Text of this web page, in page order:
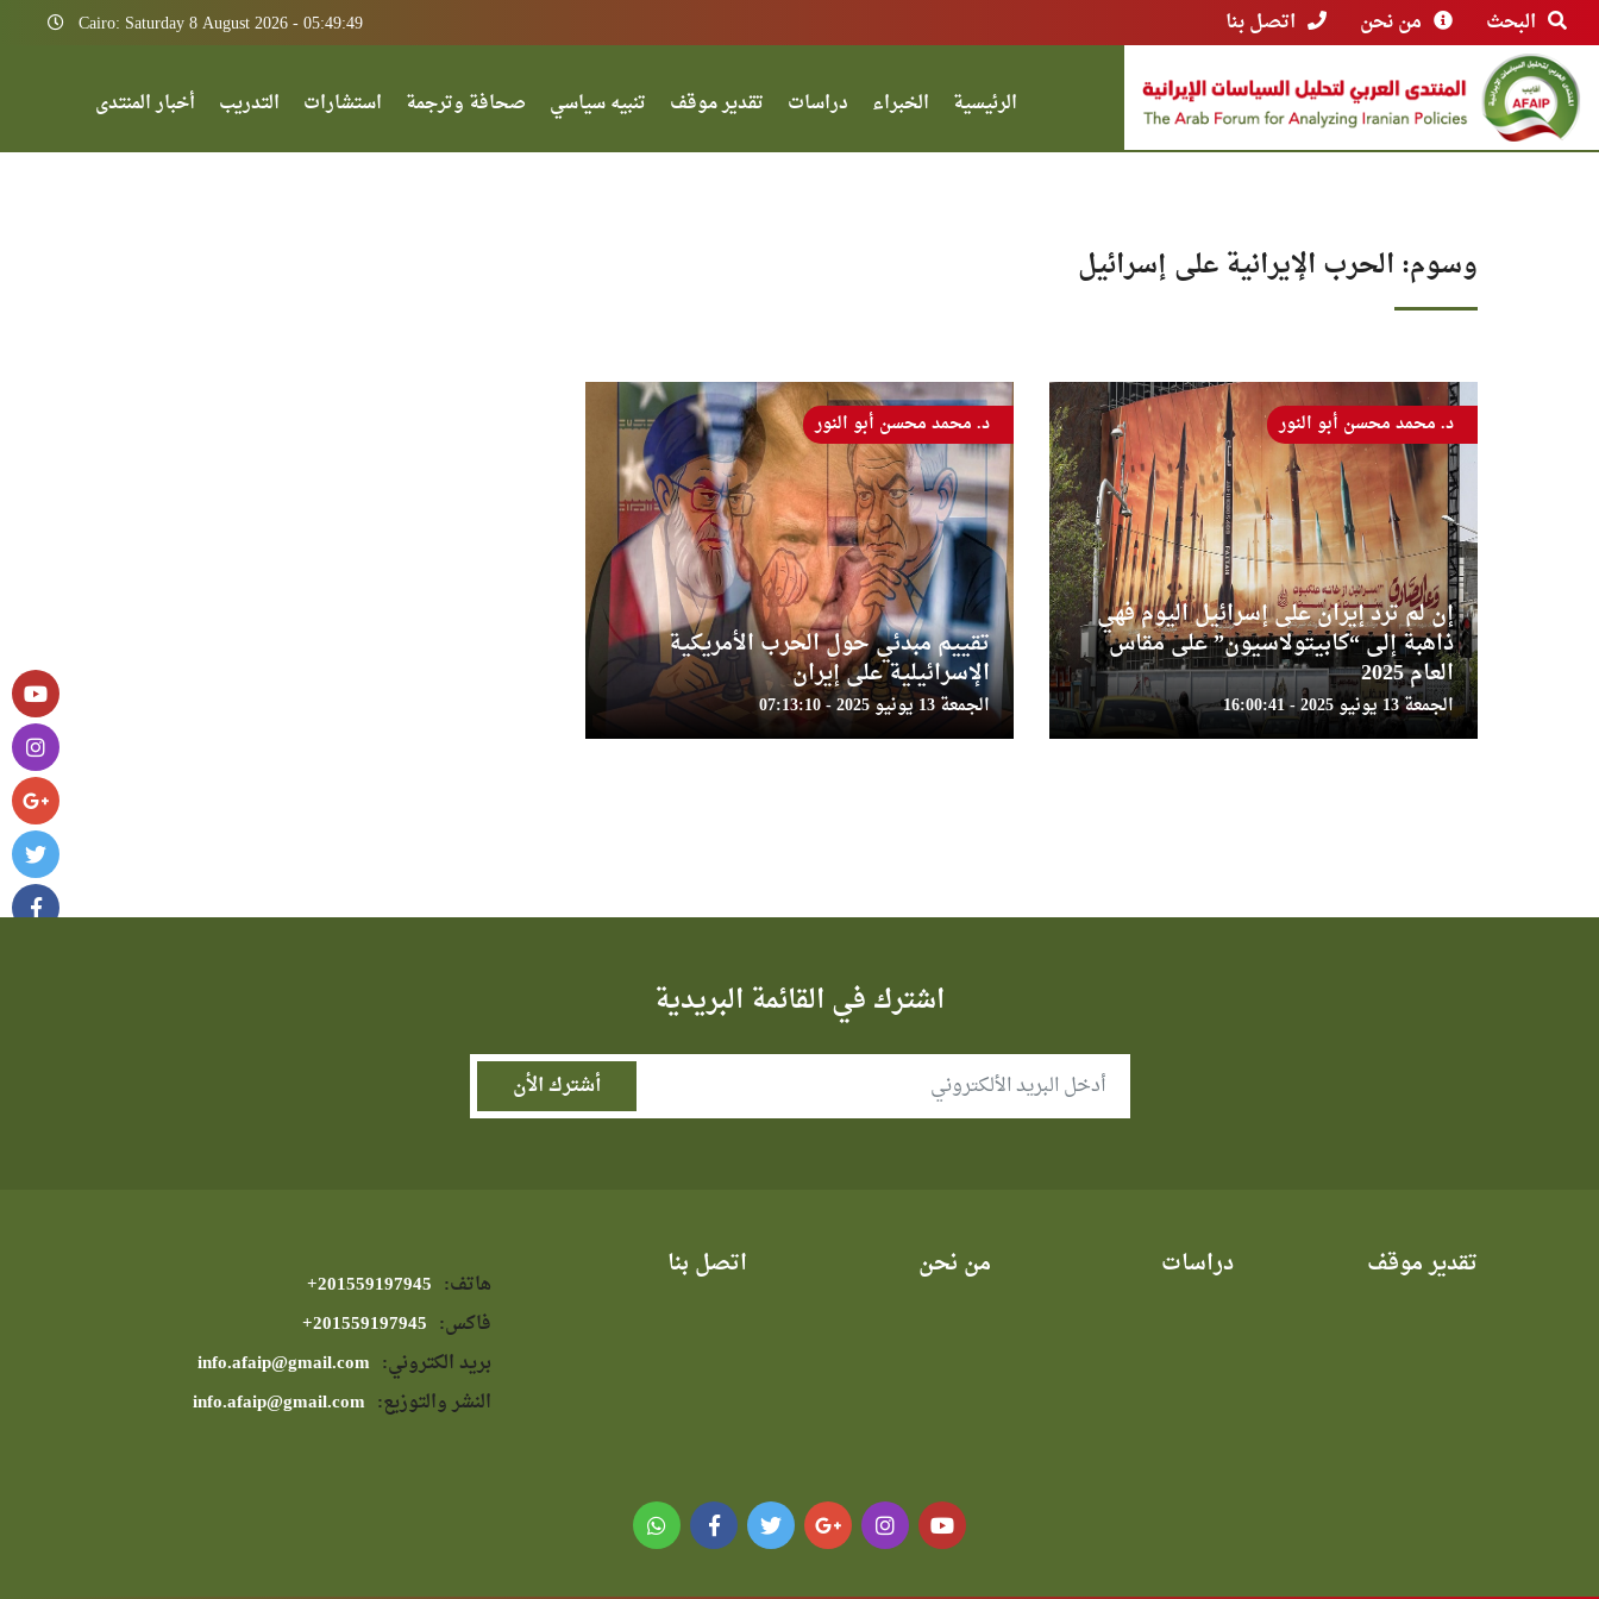
البحث من نحن اتصل بنا Cairo: Saturday 8 August 2026 - 05:49:49
الرئيسية الخبراء دراسات تقدير موقف تنبيه سياسي صحافة وترجمة استشارات التدريب أخبار المنتدى
وسوم: الحرب الإيرانية على إسرائيل
إن لم ترد إيران على إسرائيل اليوم فهي
ذاهبة إلى “كابيتولاسيون” على مقاس
العام 2025
الجمعة 13 يونيو 2025 - 16:00:41
د. محمد محسن أبو النور
تقييم مبدئي حول الحرب الأمريكية
الإسرائيلية على إيران
الجمعة 13 يونيو 2025 - 07:13:10
د. محمد محسن أبو النور
اشترك في القائمة البريدية
تقدير موقف دراسات من نحن اتصل بنا
هاتف:
فاكس:
بريد الكتروني:
النشر والتوزيع: